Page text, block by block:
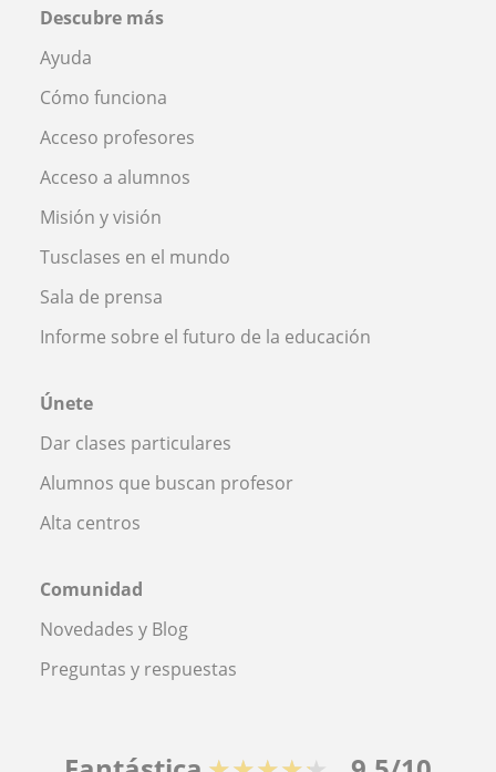
Descubre más
Ayuda
Cómo funciona
Acceso profesores
Acceso a alumnos
Misión y visión
Tusclases en el mundo
Sala de prensa
Informe sobre el futuro de la educación
Únete
Dar clases particulares
Alumnos que buscan profesor
Alta centros
Comunidad
Novedades y Blog
Preguntas y respuestas